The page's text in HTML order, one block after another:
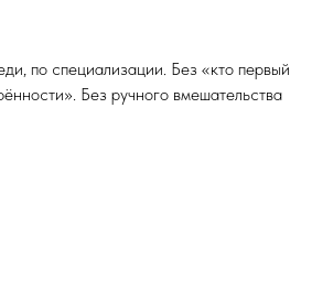
по специализации. Без «кто первый
Без ручного вмешательства